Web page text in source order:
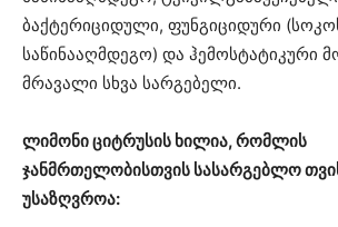
ბაქტერიციდული, ფუნგიციდური
საწინააღმდეგო) და ჰემოსტატიკური
მრავალი სხვა სარგებელი.
ლიმონი ციტრუსის ხილია, რომლის
ჯანმრთელობისთვის სასარგებლო
უსაზღვროა: